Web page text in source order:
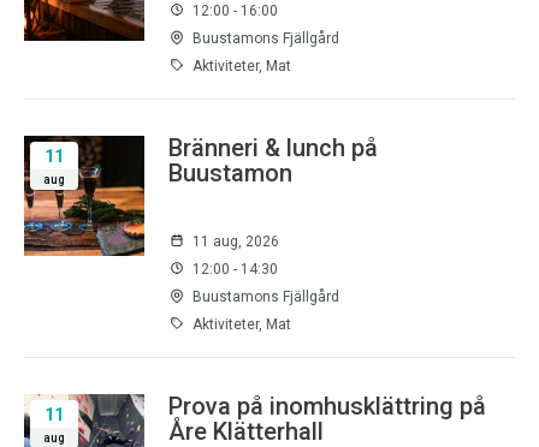
12:00 - 16:00
Buustamons Fjällgård
Aktiviteter, Mat
11
aug
Bränneri & lunch på
Buustamon
11 aug, 2026
12:00 - 14:30
Buustamons Fjällgård
Aktiviteter, Mat
11
aug
Prova på inomhusklättring på
Åre Klätterhall